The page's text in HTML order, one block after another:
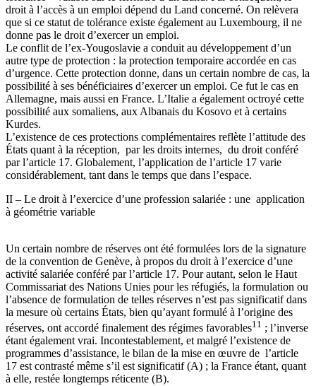
droit à l’accès à un emploi dépend du Land concerné. On relèvera
que si ce statut de tolérance existe également au Luxembourg, il ne
donne pas le droit d’exercer un emploi.
Le conflit de l’ex-Yougoslavie a conduit au développement d’un
autre type de protection : la protection temporaire accordée en cas
d’urgence. Cette protection donne, dans un certain nombre de cas, la
possibilité à ses bénéficiaires d’exercer un emploi. Ce fut le cas en
Allemagne, mais aussi en France. L’Italie a également octroyé cette
possibilité aux somaliens, aux Albanais du Kosovo et à certains
Kurdes.
L’existence de ces protections complémentaires reflète l’attitude des
États quant à la réception, par les droits internes, du droit conféré
par l’article 17. Globalement, l’application de l’article 17 varie
considérablement, tant dans le temps que dans l’espace.
II – Le droit à l’exercice d’une profession salariée : une application
à géométrie variable
Un certain nombre de réserves ont été formulées lors de la signature
de la convention de Genève, à propos du droit à l’exercice d’une
activité salariée conféré par l’article 17. Pour autant, selon le Haut
Commissariat des Nations Unies pour les réfugiés, la formulation ou
l’absence de formulation de telles réserves n’est pas significatif dans
la mesure où certains États, bien qu’ayant formulé à l’origine des
réserves, ont accordé finalement des régimes favorables11 ; l’inverse
étant également vrai. Incontestablement, et malgré l’existence de
programmes d’assistance, le bilan de la mise en œuvre de l’article
17 est contrasté même s’il est significatif (A) ; la France étant, quant
à elle, restée longtemps réticente (B).